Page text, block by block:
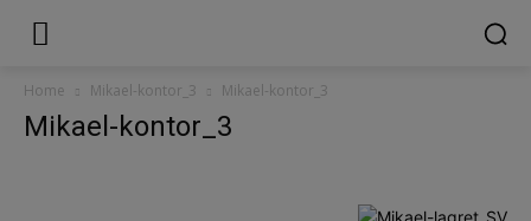
Home Mikael-kontor_3 Mikael-kontor_3
Mikael-kontor_3